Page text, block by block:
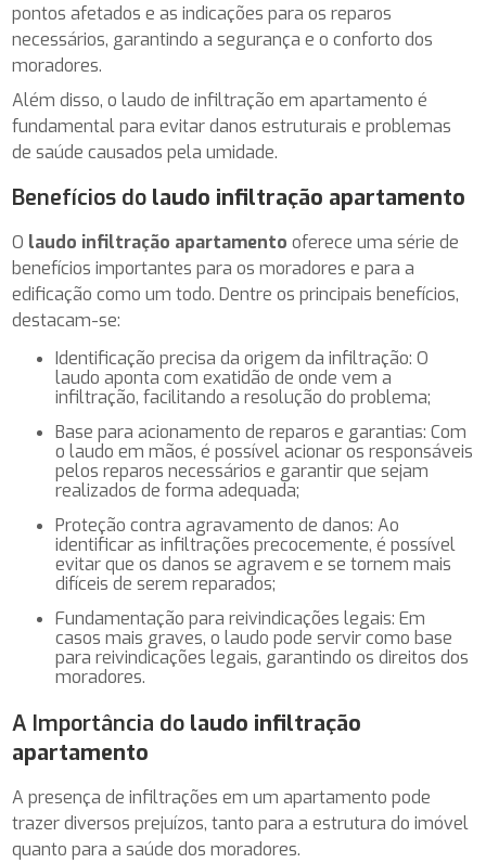
pontos afetados e as indicações para os reparos
necessários, garantindo a segurança e o conforto dos
moradores.
Além disso, o laudo de infiltração em apartamento é
fundamental para evitar danos estruturais e problemas
de saúde causados pela umidade.
Benefícios do laudo infiltração apartamento
O laudo infiltração apartamento oferece uma série de
benefícios importantes para os moradores e para a
edificação como um todo. Dentre os principais benefícios,
destacam-se:
Identificação precisa da origem da infiltração: O
laudo aponta com exatidão de onde vem a
infiltração, facilitando a resolução do problema;
Base para acionamento de reparos e garantias: Com
o laudo em mãos, é possível acionar os responsáveis
pelos reparos necessários e garantir que sejam
realizados de forma adequada;
Proteção contra agravamento de danos: Ao
identificar as infiltrações precocemente, é possível
evitar que os danos se agravem e se tornem mais
difíceis de serem reparados;
Fundamentação para reivindicações legais: Em
casos mais graves, o laudo pode servir como base
para reivindicações legais, garantindo os direitos dos
moradores.
A Importância do laudo infiltração
apartamento
A presença de infiltrações em um apartamento pode
trazer diversos prejuízos, tanto para a estrutura do imóvel
quanto para a saúde dos moradores.